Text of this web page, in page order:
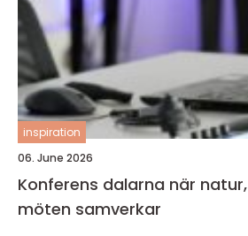
inspiration
06. June 2026
Konferens dalarna när natur, kultur och
möten samverkar